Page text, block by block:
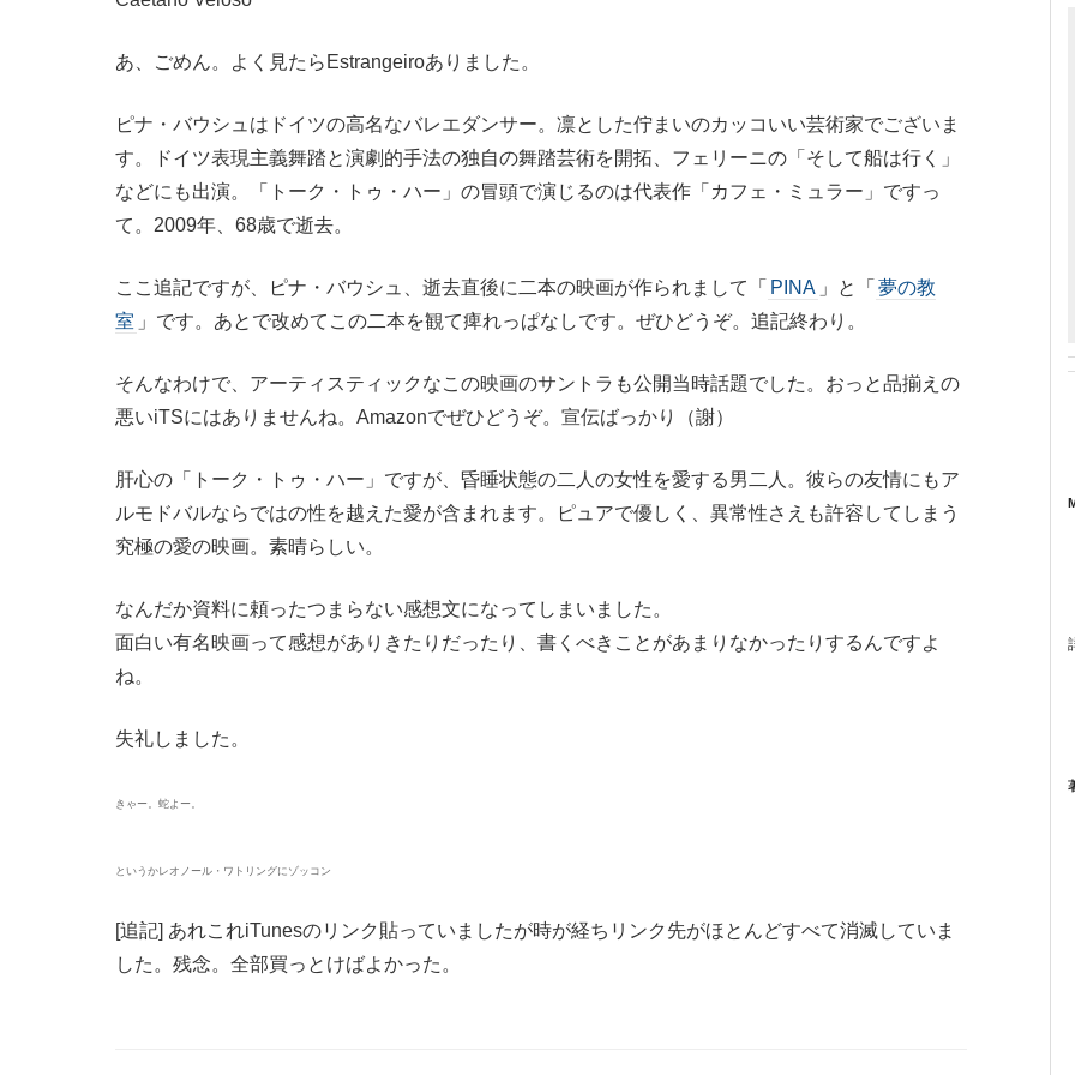
あ、ごめん。よく見たらEstrangeiroありました。
ピナ・バウシュはドイツの高名なバレエダンサー。凛とした佇まいのカッコいい芸術家でございま
す。ドイツ表現主義舞踏と演劇的手法の独自の舞踏芸術を開拓、フェリーニの「そして船は行く」
などにも出演。「トーク・トゥ・ハー」の冒頭で演じるのは代表作「カフェ・ミュラー」ですっ
て。2009年、68歳で逝去。
ここ追記ですが、ピナ・バウシュ、逝去直後に二本の映画が作られまして「 PINA 」と「 夢の教
室 」です。あとで改めてこの二本を観て痺れっぱなしです。ぜひどうぞ。追記終わり。
そんなわけで、アーティスティックなこの映画のサントラも公開当時話題でした。おっと品揃えの
悪いiTSにはありませんね。Amazonでぜひどうぞ。宣伝ばっかり（謝）
肝心の「トーク・トゥ・ハー」ですが、昏睡状態の二人の女性を愛する男二人。彼らの友情にもア
ルモドバルならではの性を越えた愛が含まれます。ピュアで優しく、異常性さえも許容してしまう
究極の愛の映画。素晴らしい。
なんだか資料に頼ったつまらない感想文になってしまいました。
面白い有名映画って感想がありきたりだったり、書くべきことがあまりなかったりするんですよ
ね。
失礼しました。
きゃー。蛇よー。
というかレオノール・ワトリングにゾッコン
[追記] あれこれiTunesのリンク貼っていましたが時が経ちリンク先がほとんどすべて消滅していま
した。残念。全部買っとけばよかった。